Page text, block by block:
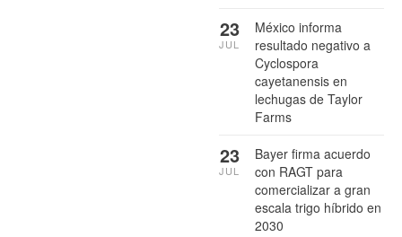
México informa
resultado negativo a
Cyclospora
cayetanensis en
lechugas de Taylor
Farms
23
JUL
Bayer firma acuerdo
con RAGT para
comercializar a gran
escala trigo híbrido en
2030
23
JUL